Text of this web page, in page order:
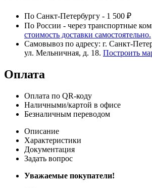
По Санкт-Петербургу - 1 500 ₽
По России - через транспортные
стоимость доставки самостоятельно.
Самовывоз по адресу: г. Санкт-
ул. Мельничная, д. 18. Построить
Оплата
Оплата по QR-коду
Наличными/картой в офисе
Безналичным переводом
Описание
Характеристики
Документация
Задать вопрос
Уважаемые покупатели!